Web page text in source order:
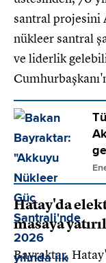
santral projesini
nükleer santral
ve liderlik
Hatay'da
masaya
Bayraktar,